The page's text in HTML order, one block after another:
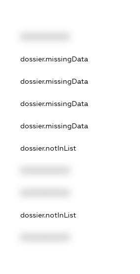
dossier.missingData
dossier.missingData
dossier.missingData
dossier.missingData
dossier.notInList
dossier.notInList